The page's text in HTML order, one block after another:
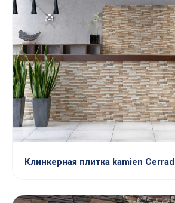
Клинкерная плитка kamien Cerrad